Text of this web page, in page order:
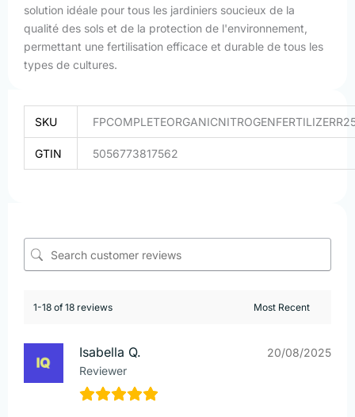
solution idéale pour tous les jardiniers soucieux de la
qualité des sols et de la protection de l'environnement,
permettant une fertilisation efficace et durable de tous les
types de cultures.
SKU
GTIN 5056773817562
1-18 of 18 reviews
Isabella Q.
Reviewer
20/08/2025